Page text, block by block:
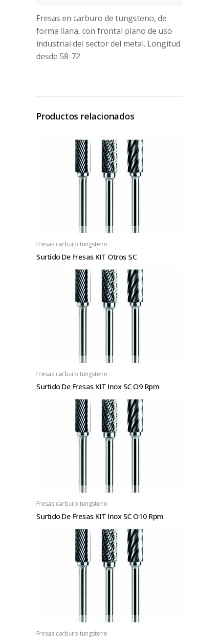
Fresas en carburo de tungsteno, de
forma llana, con frontal plano de uso
industrial del sector del metal. Longitud
desde 58-72
Productos relacionados
Fresas carburo tungsteno
Surtido De Fresas KIT Otros SC
Fresas carburo tungsteno
Surtido De Fresas KIT Inox SC O9 Rpm
Fresas carburo tungsteno
Surtido De Fresas KIT Inox SC O10 Rpm
Fresas carburo tungsteno